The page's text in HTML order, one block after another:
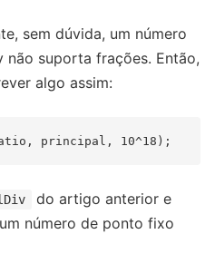
sem dúvida, um número
suporta frações. Então,
algo assim:
do artigo anterior e
número de ponto fixo